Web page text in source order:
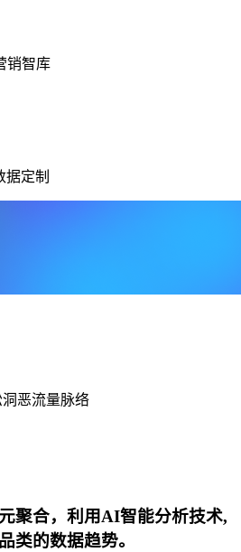
销智库
据定制
恶流量脉络
聚合，利用AI智能分析技术,
类的数据趋势。